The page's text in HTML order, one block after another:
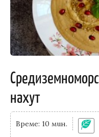
нахут
Време: 10 мин.